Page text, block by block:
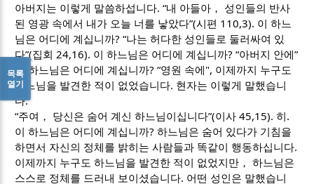
아버지는 이렇게 말씀하섭니다. “내 아들아， 성인들의 반사
된 영광 속에서 내가 오늘 너를 낳았다”(시편 110,3). 이 하느
님은 어디에 계십니까? “나는 허다한 성인들로 둘러싸여 있
다”(집회 24,16). 이 하느님은 어디에 계십니까? “아버지 안에”
이 하느님은 어디에 계십니까? “영원 속에", 이제까지 누구도
하느님을 발견한 적이 없었습니다. 현자는 이렇게 말했습니
다.
“주여， 당신은 숨어 계신 하느님이십니다”(이사 45,15). 히.
이 하느님은 어디에 계십니까? 하느님은 숨어 있다가 기침을
하면서 자신의 정체를 밝히는 사람들과 똑같이 행동하십니다.
이제까지 누구도 하느님을 발견한 적이 없었지만， 하느님은
스스로 정체를 드러내 보이셨습니다. 어떤 성인은 말했습니
목록
열기